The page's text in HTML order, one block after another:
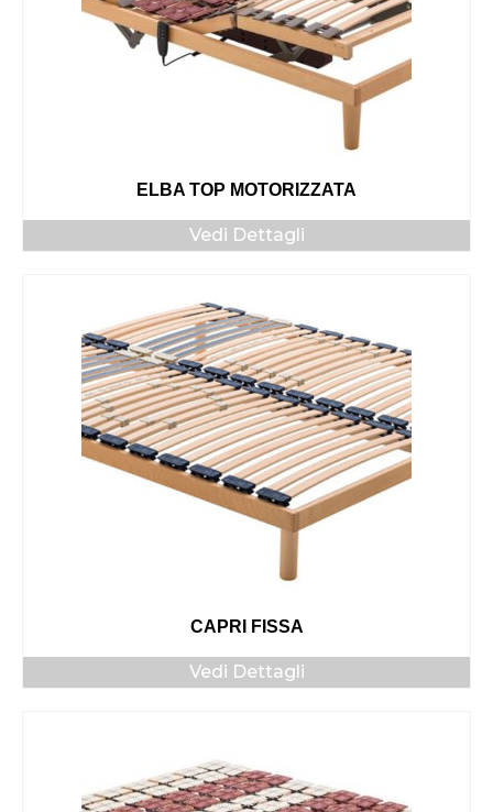
ELBA TOP MOTORIZZATA
Vedi Dettagli
CAPRI FISSA
Vedi Dettagli